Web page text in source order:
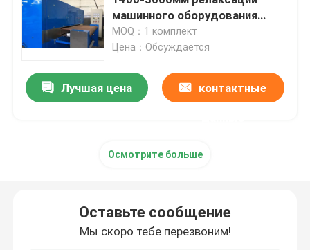
Машина Стентер горячего воздуха
машина stenter тканья
Роторная печатная машина экрана
машинного оборудования
отделкой ткани покрытия
MOQ：1 комплект
Цена：Обсуждается
Лучшая цена контактные
Осмотрите больше
Оставьте сообщение
Мы скоро тебе перезвоним!